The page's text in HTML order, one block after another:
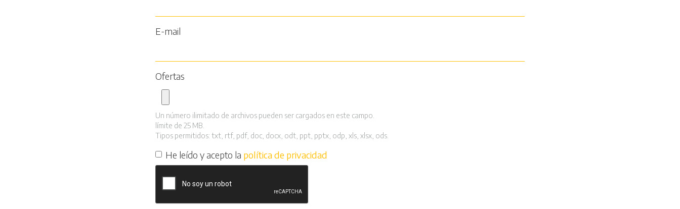
E-mail
Ofertas
Un número ilimitado de archivos pueden ser cargados en este campo.
límite de 25 MB.
Tipos permitidos: txt, rtf, pdf, doc, docx, odt, ppt, pptx, odp, xls, xlsx, ods.
He leído y acepto la política de privacidad